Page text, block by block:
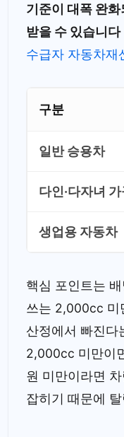
기준이 대폭 완
받을 수 있습니다
수급자 자동차재
구분
일반 승용차
다인·다자녀
생업용 자동차
핵심 포인트는
쓰는 2,000cc 미
산정에서 빠진다
2,000cc 미만이
원 미만이라면
잡히기 때문에